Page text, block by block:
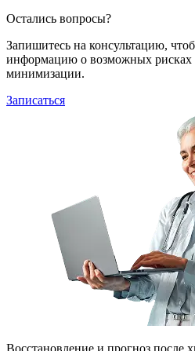
Остались вопросы?
Запишитесь на консультацию,
информацию о возможных рисках
минимизации.
Записаться